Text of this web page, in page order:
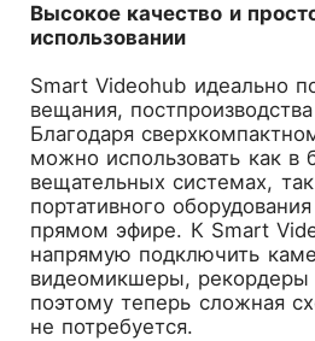
Высокое качество и
использовании
Smart Videohub идеально
вещания,
Благодаря
можно использовать как в
вещательных системах,
портативного
прямом эфире. К Smart
напрямую подключить
видеомикшеры,
поэтому теперь сложная
не потребуется.